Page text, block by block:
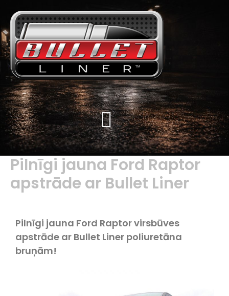
Pilnīgi jauna Ford Raptor
apstrāde ar Bullet Liner
Pilnīgi jauna Ford Raptor virsbūves
apstrāde ar Bullet Liner poliuretāna
bruņām!